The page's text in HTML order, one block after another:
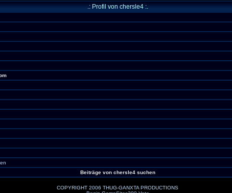
.: Profil von chersle4 :.
Beiträge von chersle4 suchen
COPYRIGHT 2006 THUG-GANXTA PRODUCTIONS